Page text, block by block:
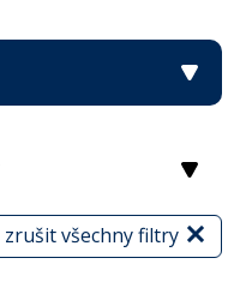
zrušit všechny filtry